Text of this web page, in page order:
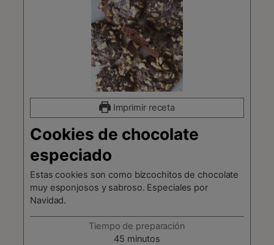
Imprimir receta
Cookies de chocolate
especiado
Estas cookies son como bizcochitos de chocolate
muy esponjosos y sabroso. Especiales por
Navidad.
Tiempo de preparación
45minutos
minutos